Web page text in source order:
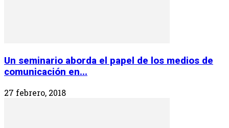
Un seminario aborda el papel de los medios de
comunicación en...
27 febrero, 2018